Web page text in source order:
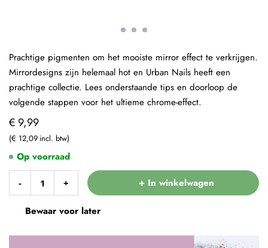
€ 9,99
€ 12,09
- + + In winkelwagen
Bewaar voor later
Op voorraad
Prachtige pigmenten om het mooiste mirror effect te verkrijgen.
Mirrordesigns zijn helemaal hot en Urban Nails heeft een
prachtige collectie. Lees onderstaande tips en doorloop de
volgende stappen voor het ultieme chrome-effect.